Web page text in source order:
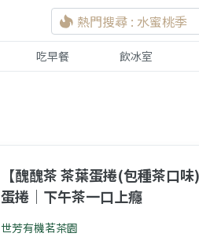
熱門搜尋 : 水蜜桃季
吃早餐 飲冰室
【醜醜茶 茶葉蛋捲(包種茶口
蛋捲｜下午茶一口上癮
世芳有機茗茶園